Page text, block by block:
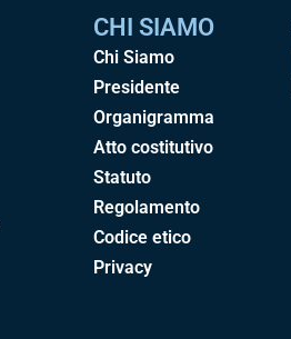
CHI SIAMO
Chi Siamo
Presidente
Organigramma
Atto costitutivo
Statuto
Regolamento
Codice etico
Privacy